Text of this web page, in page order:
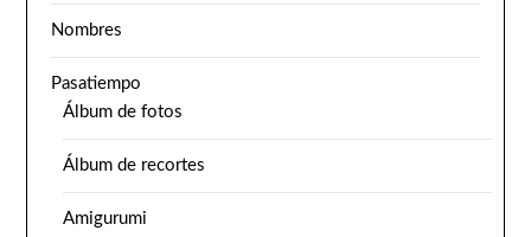
Nombres
Pasatiempo
Álbum de fotos
Álbum de recortes
Amigurumi